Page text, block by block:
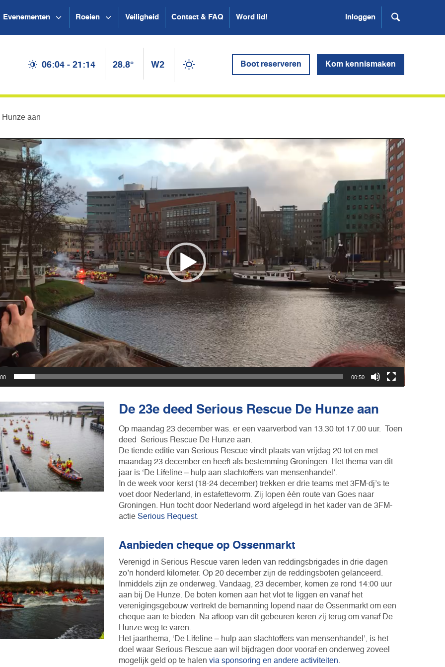
Evenementen Roeien Veiligheid Contact & FAQ Word lid! Inloggen
06:04 - 21:14 28.8° W2 Boot reserveren Kom kennismaken
aan
Videospeler
00:50
De 23e deed Serious Rescue De Hunze aan
Op maandag 23 december was. er een vaarverbod van 13.30 tot 17.00 uur. Toen
deed Serious Rescue De Hunze aan.
De tiende editie van Serious Rescue vindt plaats van vrijdag 20 tot en met
maandag 23 december en heeft als bestemming Groningen. Het thema van dit
jaar is ‘De Lifeline – hulp aan slachtoffers van mensenhandel’.
In de week voor kerst (18-24 december) trekken er drie teams met 3FM-dj’s te
voet door Nederland, in estafettevorm. Zij lopen één route van Goes naar
Groningen. Hun tocht door Nederland word afgelegd in het kader van de 3FM-
actie Serious Request.
Aanbieden cheque op Ossenmarkt
Verenigd in Serious Rescue varen leden van reddingsbrigades in drie dagen
zo’n honderd kilometer. Op 20 december zijn de reddingsboten gelanceerd.
Inmiddels zijn ze onderweg. Vandaag, 23 december, komen ze rond 14:00 uur
aan bij De Hunze. De boten komen aan het vlot te liggen en vanaf het
verenigingsgebouw vertrekt de bemanning lopend naar de Ossenmarkt om een
cheque aan te bieden. Na afloop van dit gebeuren keren zij terug om vanaf De
Hunze weg te varen.
Het jaarthema, ‘De Lifeline – hulp aan slachtoffers van mensenhandel’, is het
doel waar Serious Rescue aan wil bijdragen door vooraf en onderweg zoveel
mogelijk geld op te halen via sponsoring en andere activiteiten.